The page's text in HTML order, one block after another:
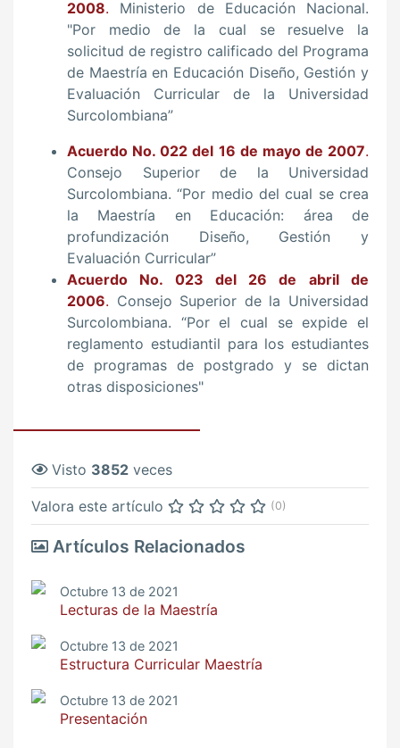
2008. Ministerio de Educación Nacional.
"Por medio de la cual se resuelve la
solicitud de registro calificado del Programa
de Maestría en Educación Diseño, Gestión y
Evaluación Curricular de la Universidad
Surcolombiana”
Acuerdo No. 022 del 16 de mayo de 2007.
Consejo Superior de la Universidad
Surcolombiana. “Por medio del cual se crea
la Maestría en Educación: área de
profundización Diseño, Gestión y
Evaluación Curricular”
Acuerdo No. 023 del 26 de abril de
2006. Consejo Superior de la Universidad
Surcolombiana. “Por el cual se expide el
reglamento estudiantil para los estudiantes
de programas de postgrado y se dictan
otras disposiciones"
Visto 3852 veces
Valora este artículo (0)
Artículos Relacionados
Octubre 13 de 2021
Lecturas de la Maestría
Octubre 13 de 2021
Estructura Curricular Maestría
Octubre 13 de 2021
Presentación